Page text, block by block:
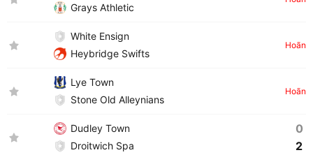
Grays Athletic
White Ensign
Heybridge Swifts
Hoãn
Lye Town
Stone Old Alleynians
Hoãn
Dudley Town
Droitwich Spa
0
2